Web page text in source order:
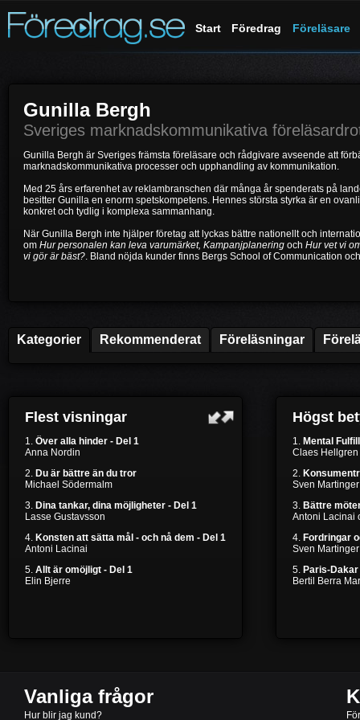
Start Föredrag Föreläsare
Gunilla Bergh
Sveriges marknadskommunikativa
Gunilla Bergh är Sveriges främsta föreläsare och rådgivare avseende att
marknadskommunikativa processer och upphandling av kommunikation.
Med 25 års erfarenhet av reklambranschen där många år spenderats på
besitter Gunilla en enorm spetskompetens. Hennes största styrka är en
konkret och tydlig i komplexa sammanhang.
När Gunilla Bergh inte hjälper företag att lyckas bättre nationellt och
om Hur personalen kan leva varumärket, Kampanjplanering och Hur vet vi
vi gör är bäst?. Bland nöjda kunder finns Bergs School of Communication
Kategorier Rekommenderat Föreläsningar
Flest visningar
1. Över alla hinder - Del 1
Anna Nordin
2. Du är bättre än du tror
Michael Södermalm
3. Dina tankar, dina möjligheter - Del 1
Lasse Gustavsson
4. Konsten att sätta mål - och nå dem - Del 1
Antoni Lacinai
5. Allt är omöjligt - Del 1
Elin Bjerre
Högst
1. Mental
Claes Hellgren
2.
Sven Martinger
3. Bättre
Antoni Lacinai
4. Fordringar
Sven Martinger
5. Paris-Dakar
Bertil Berra
Vanliga frågor
Hur blir jag kund?